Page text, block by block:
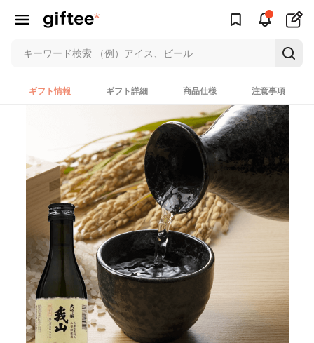
ギフト情報 ギフト詳細 商品仕様 注意事項